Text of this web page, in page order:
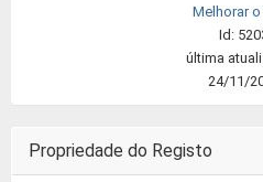
Melhorar o
Id:
última
24/11/
Propriedade do Registo